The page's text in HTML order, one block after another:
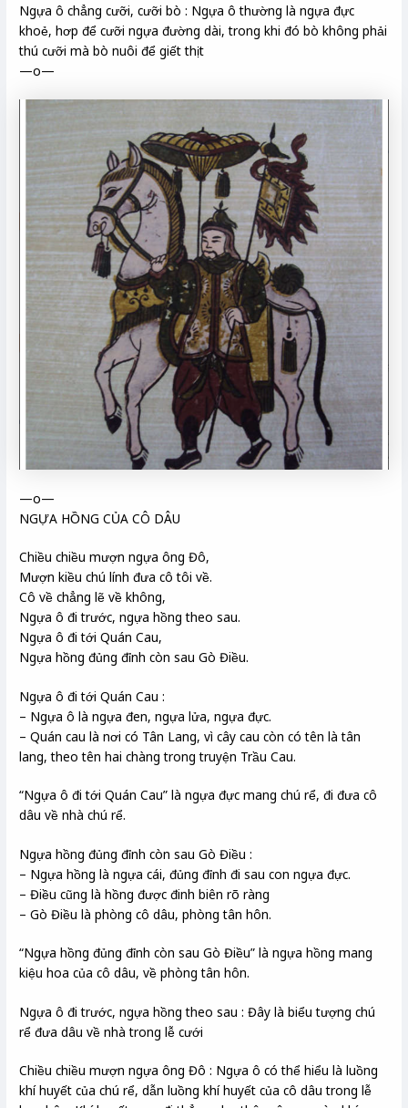
Ngựa ô chẳng cưỡi, cưỡi bò : Ngựa ô thường là ngựa đực
khoẻ, hơp để cưỡi ngựa đường dài, trong khi đó bò không phải
thú cưỡi mà bò nuôi để giết thịt
—o—
—o—
NGỰA HỒNG CỦA CÔ DÂU
Chiều chiều mượn ngựa ông Đô,
Mượn kiều chú lính đưa cô tôi về.
Cô về chẳng lẽ về không,
Ngựa ô đi trước, ngựa hồng theo sau.
Ngựa ô đi tới Quán Cau,
Ngựa hồng đủng đỉnh còn sau Gò Điều.
Ngựa ô đi tới Quán Cau :
– Ngựa ô là ngựa đen, ngựa lửa, ngựa đực.
– Quán cau là nơi có Tân Lang, vì cây cau còn có tên là tân
lang, theo tên hai chàng trong truyện Trầu Cau.
“Ngựa ô đi tới Quán Cau” là ngựa đực mang chú rể, đi đưa cô
dâu về nhà chú rể.
Ngựa hồng đủng đỉnh còn sau Gò Điều :
– Ngựa hồng là ngựa cái, đủng đỉnh đi sau con ngựa đực.
– Điều cũng là hồng được đinh biên rõ ràng
– Gò Điều là phòng cô dâu, phòng tân hôn.
“Ngựa hồng đủng đỉnh còn sau Gò Điều” là ngựa hồng mang
kiệu hoa của cô dâu, về phòng tân hôn.
Ngựa ô đi trước, ngựa hồng theo sau : Đây là biểu tượng chú
rể đưa dâu về nhà trong lễ cưới
Chiều chiều mượn ngựa ông Đô : Ngựa ô có thể hiểu là luồng
khí huyết của chú rể, dẫn luồng khí huyết của cô dâu trong lễ